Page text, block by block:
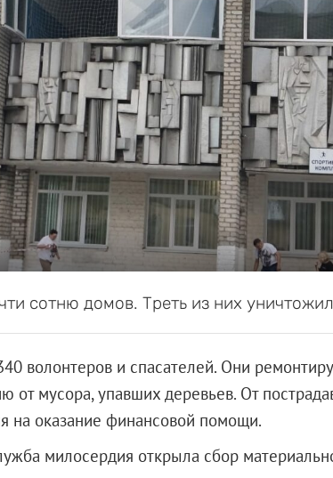
сотню домов. Треть из них
волонтеров и спасателей. Они
от мусора, упавших деревьев. От
на оказание финансовой помощи.
милосердия открыла сбор